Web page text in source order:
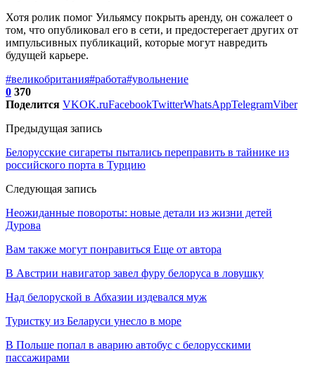
Хотя ролик помог Уильямсу покрыть аренду, он сожалеет о
том, что опубликовал его в сети, и предостерегает других от
импульсивных публикаций, которые могут навредить
будущей карьере.
#великобритания#работа#увольнение
0 370
Поделится VKOK.ruFacebookTwitterWhatsAppTelegramViber
Предыдущая запись
Белорусские сигареты пытались переправить в тайнике из
российского порта в Турцию
Следующая запись
Неожиданные повороты: новые детали из жизни детей
Дурова
Вам также могут понравиться Еще от автора
В Австрии навигатор завел фуру белоруса в ловушку
Над белоруской в Абхазии издевался муж
Туристку из Беларуси унесло в море
В Польше попал в аварию автобус с белорусскими
пассажирами